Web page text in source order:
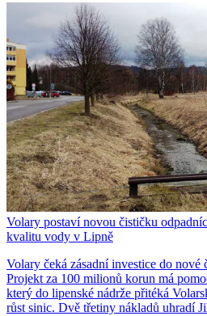
Volary postaví novou čističku
kvalitu vody v Lipně
Volary čeká zásadní investice do
Projekt za 100 milionů korun má
který do lipenské nádrže přitéká
růst sinic. Dvě třetiny nákladů uhradí